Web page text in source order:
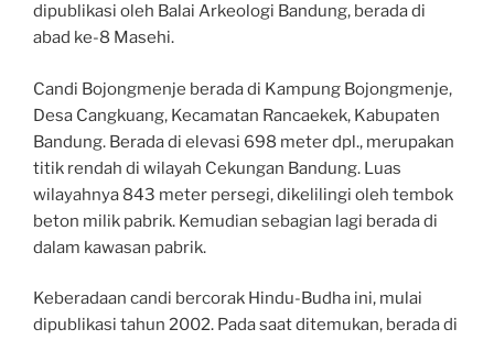
dipublikasi oleh Balai Arkeologi Bandung, berada di
abad ke-8 Masehi.
Candi Bojongmenje berada di Kampung Bojongmenje,
Desa Cangkuang, Kecamatan Rancaekek, Kabupaten
Bandung. Berada di elevasi 698 meter dpl., merupakan
titik rendah di wilayah Cekungan Bandung. Luas
wilayahnya 843 meter persegi, dikelilingi oleh tembok
beton milik pabrik. Kemudian sebagian lagi berada di
dalam kawasan pabrik.
Keberadaan candi bercorak Hindu-Budha ini, mulai
dipublikasi tahun 2002. Pada saat ditemukan, berada di